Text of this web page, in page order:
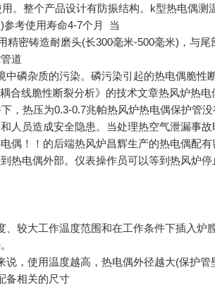
。整个产品设计有防振结构。k型热电偶测
参考使用寿命4-7个月 当
密铸造耐磨头(长300毫米-500毫米)，与
道
磷杂质的污染。磷污染引起的热电偶脆性
合线脆性断裂分析》的技术文章热风炉热电
，热压为0.3-0.7兆帕热风炉热电偶保护管
人员造成安全隐患。当处理热空气泄漏事
偶！！的后端热风炉昌辉生产的热电偶配
热电偶外部。仪表操作员可以等到热风炉
较大工作温度范围和在工作条件下插入炉
，使用温度越高，热电偶外径越大(保护管
备相关的尺寸